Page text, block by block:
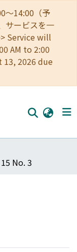
～14:00（予
サービスを一
Service will
AM to 2:00
13, 2026 due
No. 3